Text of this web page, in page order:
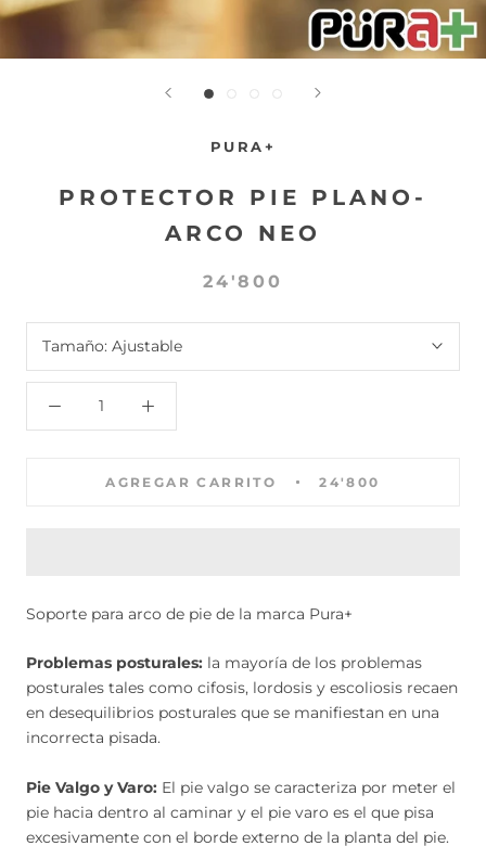
PURA+
PROTECTOR PIE PLANO-
ARCO NEO
24'800
Tamaño: Ajustable
AGREGAR CARRITO 24'800
Soporte para arco de pie de la marca Pura+
Problemas posturales: la mayoría de los problemas
posturales tales como cifosis, lordosis y escoliosis recaen
en desequilibrios posturales que se manifiestan en una
incorrecta pisada.
Pie Valgo y Varo: El pie valgo se caracteriza por meter el
pie hacia dentro al caminar y el pie varo es el que pisa
excesivamente con el borde externo de la planta del pie.